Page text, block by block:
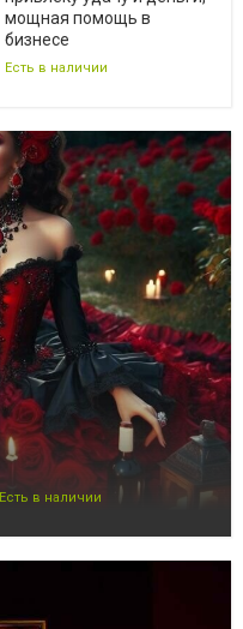
мощная помощь в
бизнесе
Есть в наличии
Есть в наличии